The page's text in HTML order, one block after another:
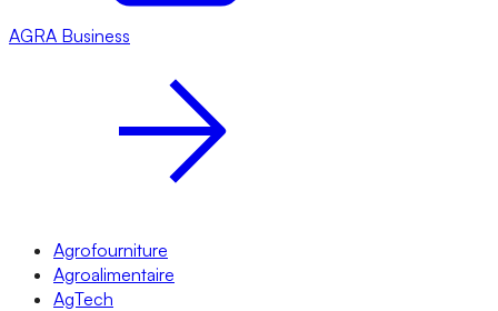
AGRA Business
Agrofourniture
Agroalimentaire
AgTech